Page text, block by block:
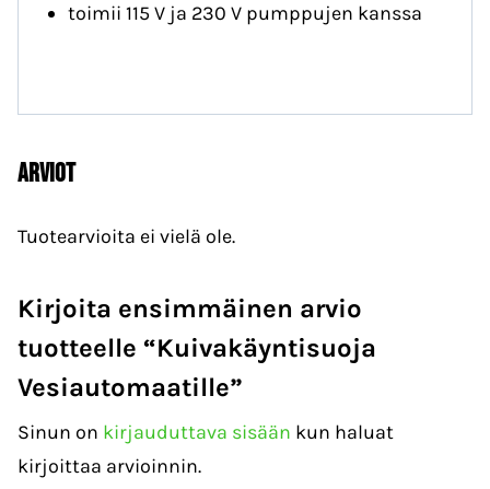
toimii 115 V ja 230 V pumppujen kanssa
Arviot
Tuotearvioita ei vielä ole.
Kirjoita ensimmäinen arvio
tuotteelle “Kuivakäyntisuoja
Vesiautomaatille”
Sinun on kirjauduttava sisään kun haluat
kirjoittaa arvioinnin.